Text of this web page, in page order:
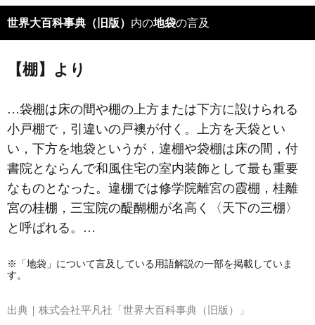
世界大百科事典（旧版） 内の地袋の言及
【棚】より
…袋棚は床の間や棚の上方または下方に設けられる
小戸棚で，引違いの戸襖が付く。上方を天袋とい
い，下方を地袋というが，違棚や袋棚は床の間，付
書院とならんで和風住宅の室内装飾として最も重要
なものとなった。違棚では修学院離宮の霞棚，桂離
宮の桂棚，三宝院の醍醐棚が名高く〈天下の三棚〉
と呼ばれる。…
※「地袋」について言及している用語解説の一部を掲載していま
す。
出典｜ 株式会社平凡社「世界大百科事典（旧版）」